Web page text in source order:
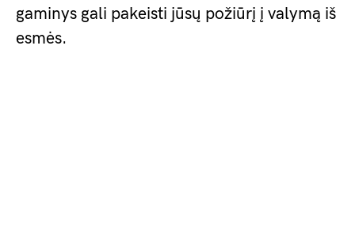
gaminys gali pakeisti jūsų požiūrį į valymą iš
esmės.